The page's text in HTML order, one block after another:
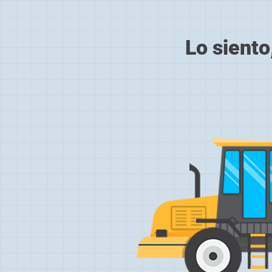
Lo